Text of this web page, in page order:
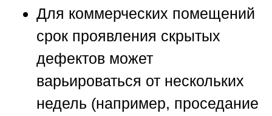
Для коммерческих помещений
срок проявления скрытых
дефектов может
варьироваться от нескольких
недель (например, проседание